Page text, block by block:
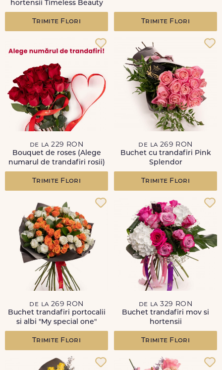
hortensii Timeless Beauty
Trimite Flori Trimite Flori
de la 229 RON
Bouquet de roses (Alege
numarul de trandafiri rosii)
Trimite Flori
de la 269 RON
Buchet cu trandafiri Pink
Splendor
Trimite Flori
de la 269 RON
Buchet trandafiri portocalii
si albi "My special one"
Trimite Flori
de la 329 RON
Buchet trandafiri mov si
hortensii
Trimite Flori